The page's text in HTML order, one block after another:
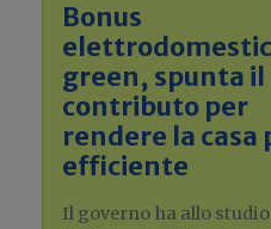
Bonus
green, spunta il
contributo per
rendere la casa
efficiente
Il governo ha allo studio